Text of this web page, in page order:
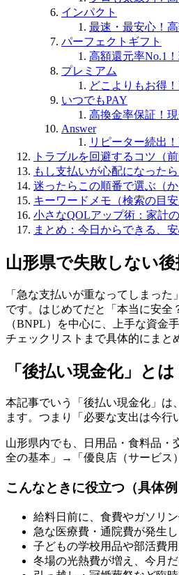
インパクト
最速・最安心！
パーフェクトギフト
高額還元率No.1
プレミアム
どこよりもお得
いつでもPAY
高換金率保証！
Answer
リピーター続出
トラブルを回避するコツ（
もし支払いが心配になった
迷ったらこの順番で選ぶ（
キーワードメモ（検索の目安
小さなQOLアップ術：家計
まとめ：今日からできる、
山形県で失敗しない
「急な支払いが重なってしまっ
です。はじめてだと「本当に安
（BNPL）を中心に、上手な資
チェックリストまで具体的にまと
「後払い現金化」と
本記事でいう「後払い現金化」は
ます。つまり「必要な支出は今行
山形県内でも、日用品・食料品
全の基本」→「優良店（サービス
こんなときに役立つ（具体例
給料日前に、食費やガソリ
急な医療費・通院費が発生
子どもの学校用品や部活費
冬場の光熱費が増え、今月